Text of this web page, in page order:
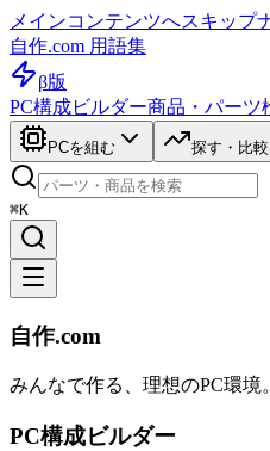
メインコンテンツへスキップ
自作.com 用語集
β版
PC構成ビルダー商品・パーツ
PCを組む 探す・比較
⌘K
自作.com
みんなで作る、理想のPC環境。
PC構成ビルダー